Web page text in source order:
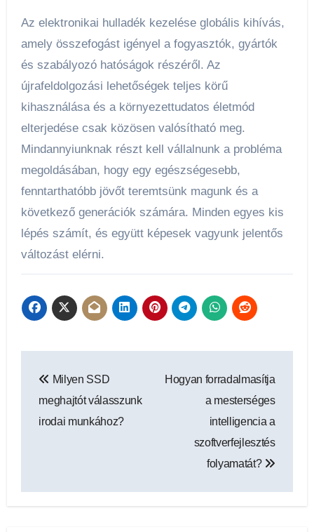
Az elektronikai hulladék kezelése globális kihívás,
amely összefogást igényel a fogyasztók, gyártók
és szabályozó hatóságok részéről. Az
újrafeldolgozási lehetőségek teljes körű
kihasználása és a környezettudatos életmód
elterjedése csak közösen valósítható meg.
Mindannyiunknak részt kell vállalnunk a probléma
megoldásában, hogy egy egészségesebb,
fenntarthatóbb jövőt teremtsünk magunk és a
következő generációk számára. Minden egyes kis
lépés számít, és együtt képesek vagyunk jelentős
változást elérni.
navigáció
Milyen SSD
meghajtót válasszunk
irodai munkához?
Hogyan forradalmasítja
a mesterséges
intelligencia a
szoftverfejlesztés
folyamatát?